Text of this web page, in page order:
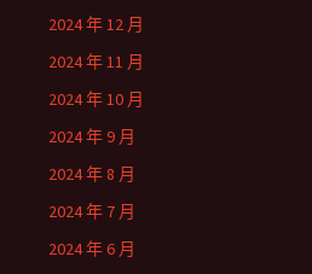
2024 年 12 月
2024 年 11 月
2024 年 10 月
2024 年 9 月
2024 年 8 月
2024 年 7 月
2024 年 6 月